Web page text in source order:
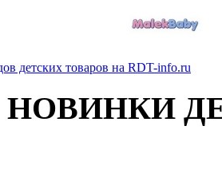
детских товаров на RDT-info.ru
НОВИНКИ